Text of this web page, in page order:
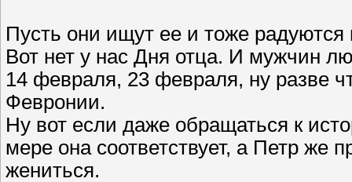
Пусть они ищут ее и тоже радуются
Вот нет у нас Дня отца. И мужчин
14 февраля, 23 февраля, ну разве
Февронии.
Ну вот если даже обращаться к
мере она соответствует, а Петр же
жениться.